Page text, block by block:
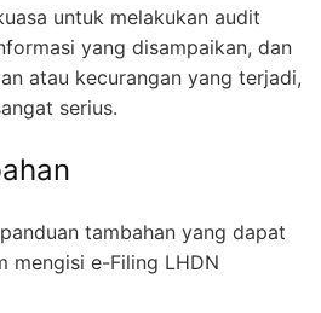
untuk melakukan audit
yang disampaikan, dan
atau kecurangan yang terjadi,
serius.
tambahan yang dapat
mengisi e-Filing LHDN